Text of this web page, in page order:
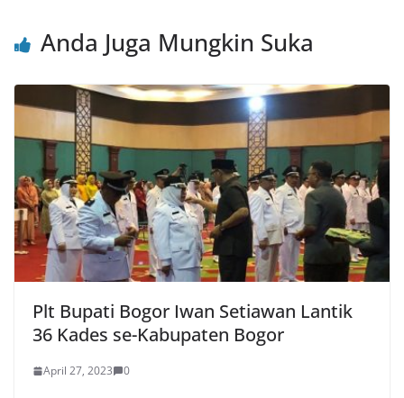
Anda Juga Mungkin Suka
Plt Bupati Bogor Iwan Setiawan Lantik
36 Kades se-Kabupaten Bogor
April 27, 2023 0